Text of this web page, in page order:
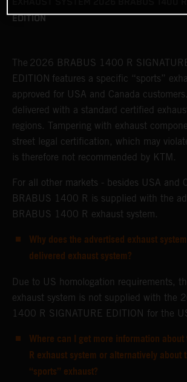
EDITION
The 2026 BRABUS 1400 R
EDITION features a specific “sports”
approved for USA and Canada
delivered with a standard certified
regions. Tampering with exhaust
street legal certification, which may
is therefore not recommended by KTM.
For all other markets - besides USA and
BRABUS 1400 R is supplied with the
BRABUS 1400 R exhaust system.
Why does the advertised exhaust
delivered exhaust system?
Due to US homologation requirements,
exhaust system is not supplied with the
1400 R SIGNATURE EDITION for the
Where can I get more information
R exhaust system or alternatively about
“sports” exhaust?